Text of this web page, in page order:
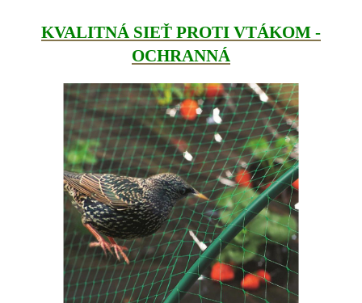
KVALITNÁ SIEŤ PROTI VTÁKOM -
OCHRANNÁ